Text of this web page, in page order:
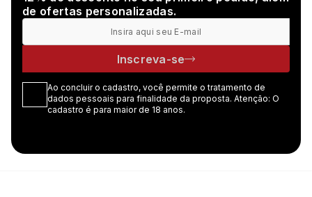
de ofertas personalizadas.
Inscreva-se
Ao concluir o cadastro, você permite o tratamento de
dados pessoais para finalidade da proposta. Atenção: O
cadastro é para maior de 18 anos.